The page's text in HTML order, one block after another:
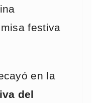
festiva
en la
del